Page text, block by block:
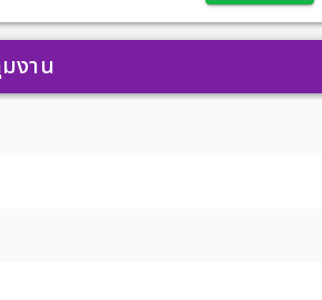
รสถาน
นครูผู้
พร่
าร
ดิษฐ์
วรรษ
และ
ดี
มือ
งาน